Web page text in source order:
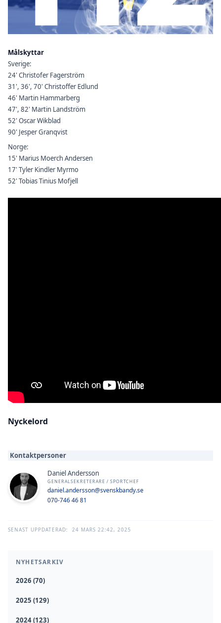
NYHETSARKIV
2026 (70)
2025 (129)
2024 (123)
Målskyttar
Sverige:
24' Christofer Fagerström
31', 36', 70' Christoffer Edlund
46' Martin Hammarberg
47', 82' Martin Landström
52' Oscar Wikblad
90' Jesper Granqvist
Norge:
15' Marius Moerch Andersen
17' Tyler Kindler Myrmo
52' Tobias Tinius Mofjell
Nyckelord
Kontaktpersoner
Daniel Andersson
GENERALSEKRETERARE / SPORTCHEF
daniel.andersson@svenskbandy.se
070-746 46 81
SENAST UPPDATERAD: 24 MARS 22:42, 2025